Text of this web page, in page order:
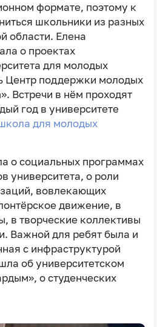
формате, поэтому к
школьники из разных
области. Елена
о проектах
для молодых
Центр поддержки молодых
Встречи в нём проходят
год в университете
для молодых
о социальных программах
университета, о роли
вовлекающих
движение, в
в творческие коллективы
Важной для ребят была и
с инфраструктурой
об университетском
о студенческих